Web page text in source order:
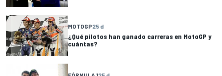
MOTOGP25 d
¿Qué pilotos han ganado carreras en MotoGP y
cuántas?